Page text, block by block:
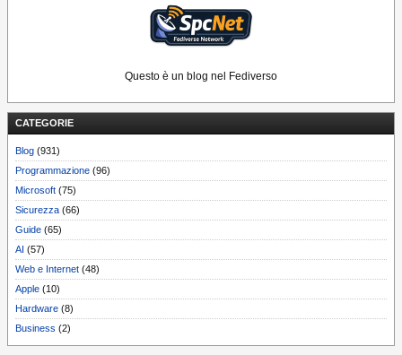
Questo è un blog nel Fediverso
CATEGORIE
Blog (931)
Programmazione (96)
Microsoft (75)
Sicurezza (66)
Guide (65)
AI (57)
Web e Internet (48)
Apple (10)
Hardware (8)
Business (2)